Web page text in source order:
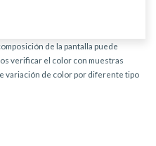
de la pantalla puede
verificar el color con muestras
variación de color por diferente tipo